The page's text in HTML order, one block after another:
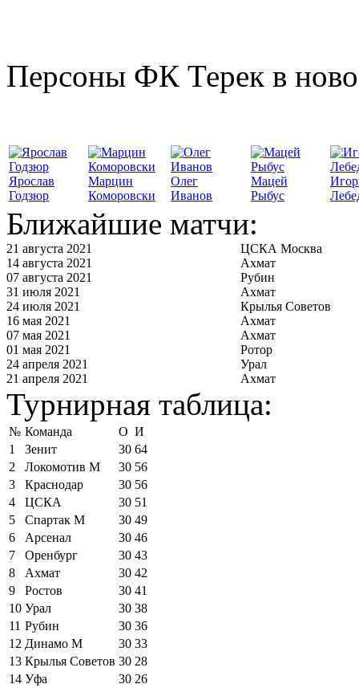
Персоны ФК Терек в
Ярослав
Годзюр
Марцин
Коморовски
Олег
Иванов
Мацей
Рыбус
Ближайшие матчи:
21 августа 2021
ЦСКА Москва
14 августа 2021
Ахмат
07 августа 2021
Рубин
31 июля 2021
Ахмат
24 июля 2021
Крылья Советов
16 мая 2021
Ахмат
07 мая 2021
Ахмат
01 мая 2021
Ротор
24 апреля 2021
Урал
21 апреля 2021
Ахмат
Турнирная таблица:
№ Команда О И
1
Зенит 30 64
2
Локомотив М 30 56
3
Краснодар 30 56
4
ЦСКА 30 51
5
Спартак М 30 49
6
Арсенал 30 46
7
Оренбург 30 43
8
Ахмат 30 42
9
Ростов 30 41
10 Урал 30 38
11 Рубин 30 36
12 Динамо М 30 33
13 Крылья Советов 30 28
14 Уфа 30 26